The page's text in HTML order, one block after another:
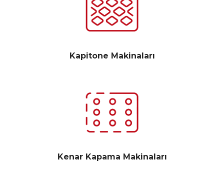
Kapitone Makinaları
Kenar Kapama Makinaları